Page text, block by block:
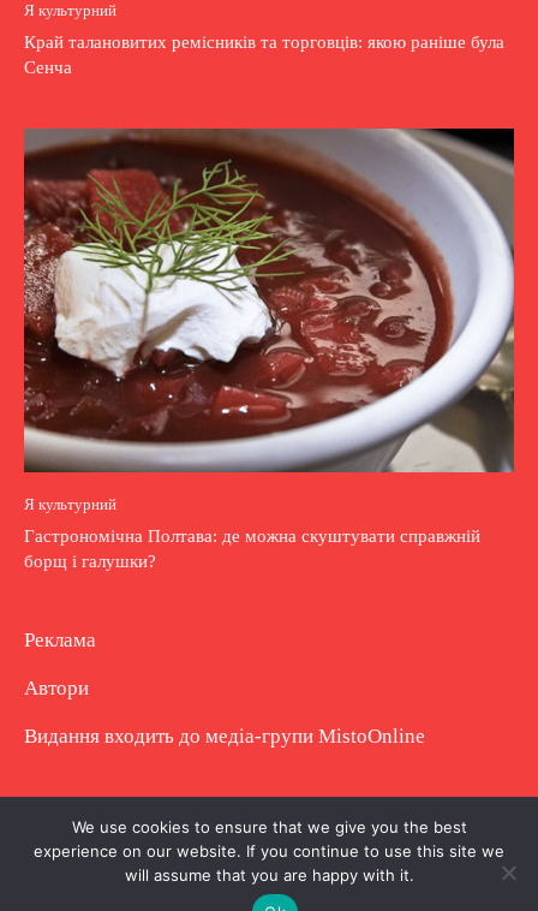
Я культурний
Край талановитих ремісників та торговців: якою раніше була
Сенча
Я культурний
Гастрономічна Полтава: де можна скуштувати справжній
борщ і галушки?
Реклама
Автори
Видання входить до медіа-групи MistoOnline
Copyright © Повне використання матеріалу
заборонено. Частково можна з гіперпосиланням.
We use cookies to ensure that we give you the best
experience on our website. If you continue to use this site we
will assume that you are happy with it.